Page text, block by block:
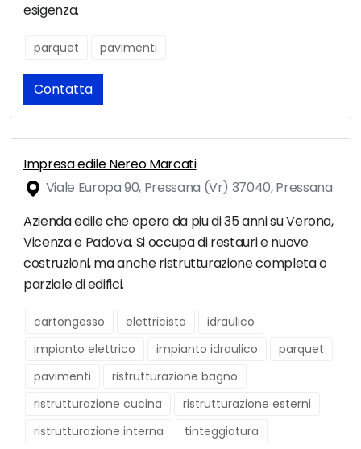
esigenza.
parquet pavimenti
Contatta
Impresa edile Nereo Marcati
Viale Europa 90, Pressana (Vr) 37040, Pressana
Azienda edile che opera da piu di 35 anni su Verona,
Vicenza e Padova. Si occupa di restauri e nuove
costruzioni, ma anche ristrutturazione completa o
parziale di edifici.
cartongesso elettricista
idraulico
impianto elettrico
impianto idraulico
parquet
pavimenti
ristrutturazione bagno
ristrutturazione cucina
ristrutturazione esterni
ristrutturazione interna
tinteggiatura